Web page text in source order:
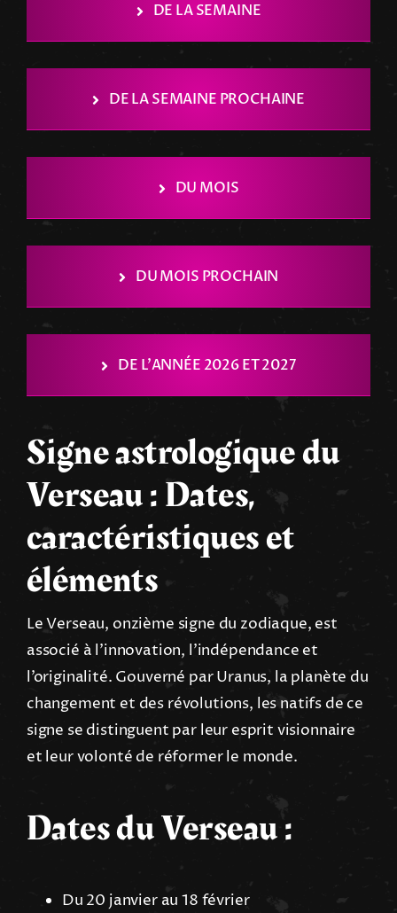
DE LA SEMAINE
DE LA SEMAINE PROCHAINE
DU MOIS
DU MOIS PROCHAIN
DE L’ANNÉE 2026 ET 2027
Signe astrologique du
Verseau : Dates,
caractéristiques et
éléments
Le Verseau, onzième signe du zodiaque, est
associé à l’innovation, l’indépendance et
l’originalité. Gouverné par Uranus, la planète du
changement et des révolutions, les natifs de ce
signe se distinguent par leur esprit visionnaire
et leur volonté de réformer le monde.
Dates du Verseau :
Du 20 janvier au 18 février